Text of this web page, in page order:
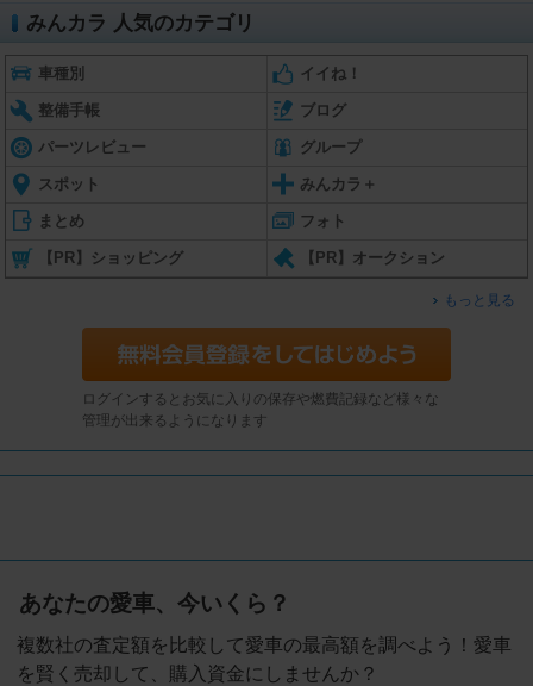
みんカラ 人気のカテゴリ
車種別 イイね！
整備手帳 ブログ
パーツレビュー グループ
スポット みんカラ＋
まとめ フォト
【PR】ショッピング 【PR】オークション
もっと見る
ログインするとお気に入りの保存や燃費記録など様々な
管理が出来るようになります
あなたの愛車、今いくら？
複数社の査定額を比較して愛車の最高額を調べよう！愛車
を賢く売却して、購入資金にしませんか？